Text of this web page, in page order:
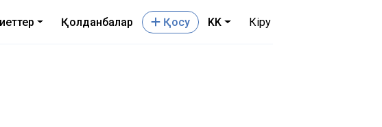
Қолданбалар Қосу KK Кіру